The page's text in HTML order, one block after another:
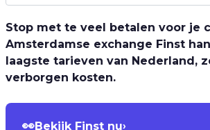
Stop met te veel betalen voor je
Amsterdamse exchange Finst
laagste tarieven van Nederland,
verborgen kosten.
👀Bekijk Finst nu›